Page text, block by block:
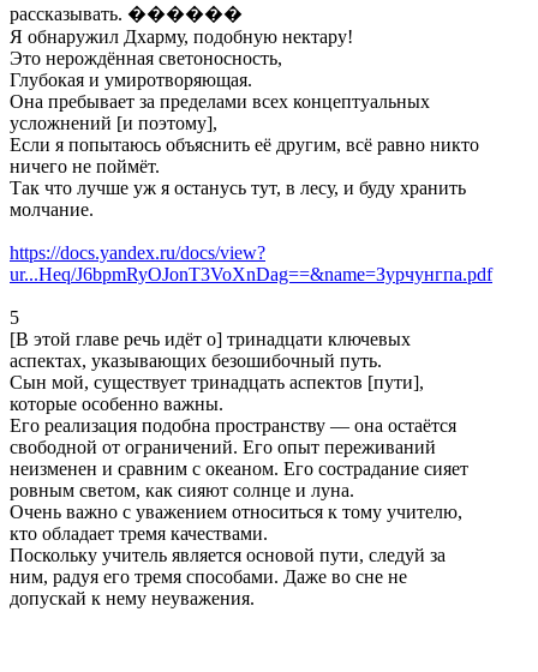
рассказывать. ������
Я обнаружил Дхарму, подобную нектару!
Это нерождённая светоносность,
Глубокая и умиротворяющая.
Она пребывает за пределами всех концептуальных
усложнений [и поэтому],
Если я попытаюсь объяснить её другим, всё равно никто
ничего не поймёт.
Так что лучше уж я останусь тут, в лесу, и буду хранить
молчание.
https://docs.yandex.ru/docs/view?
ur...Heq/J6bpmRyOJonT3VoXnDag==&name=Зурчунгпа.pdf
5
[В этой главе речь идёт о] тринадцати ключевых
аспектах, указывающих безошибочный путь.
Сын мой, существует тринадцать аспектов [пути],
которые особенно важны.
Его реализация подобна пространству — она остаётся
свободной от ограничений. Его опыт переживаний
неизменен и сравним с океаном. Его сострадание сияет
ровным светом, как сияют солнце и луна.
Очень важно с уважением относиться к тому учителю,
кто обладает тремя качествами.
Поскольку учитель является основой пути, следуй за
ним, радуя его тремя способами. Даже во сне не
допускай к нему неуважения.